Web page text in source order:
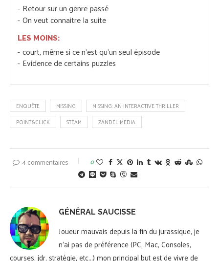
Retour sur un genre passé
On veut connaitre la suite
LES MOINS:
court, même si ce n'est qu'un seul épisode
Evidence de certains puzzles
ENQUÊTE MISSING
MISSING: AN INTERACTIVE THRILLER
POINT&CLICK
STEAM ZANDEL MEDIA
4 commentaires 0
GÉNÉRAL SAUCISSE
Joueur mauvais depuis la fin du jurassique, je
n'ai pas de préférence (PC, Mac, Consoles,
courses, jdr, stratégie, etc...) mon principal but est de vivre de